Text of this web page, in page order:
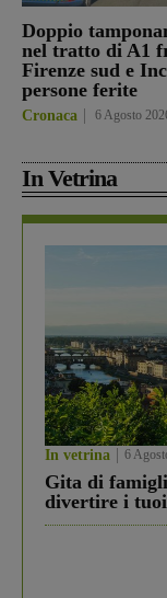
Doppio
nel tratto di A1
Firenze sud e
persone ferite
Cronaca 6 Agosto
In Vetrina
In vetrina 6
Gita di
divertire i